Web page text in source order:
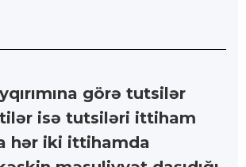
görə tutsilər
isə tutsiləri ittiham
hər iki ittihamda